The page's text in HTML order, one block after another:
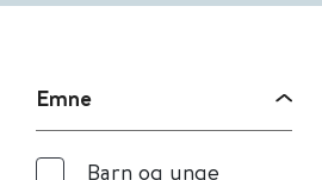
Emne
Barn og unge